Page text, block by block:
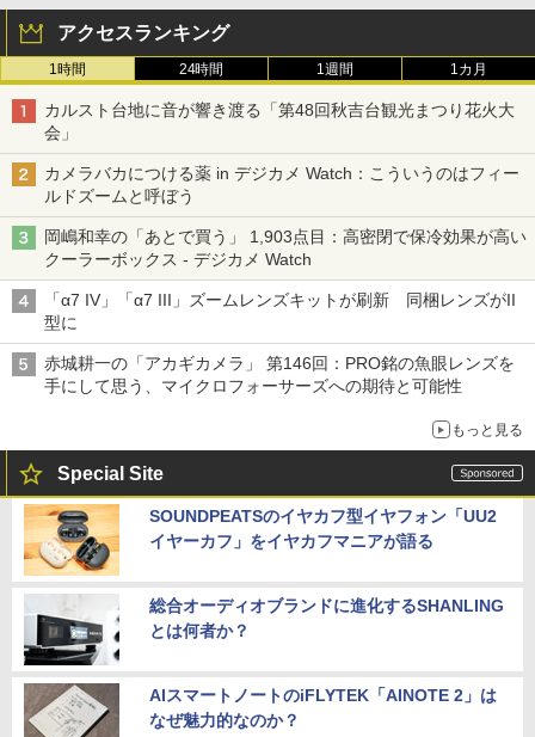
アクセスランキング
1時間 24時間 1週間 1カ月
カルスト台地に音が響き渡る「第48回秋吉台観光まつり花火大
会」
カメラバカにつける薬 in デジカメ Watch：こういうのはフィー
ルドズームと呼ぼう
岡嶋和幸の「あとで買う」 1,903点目：高密閉で保冷効果が高い
クーラーボックス - デジカメ Watch
「α7 IV」「α7 III」ズームレンズキットが刷新 同梱レンズがII
型に
赤城耕一の「アカギカメラ」 第146回：PRO銘の魚眼レンズを
手にして思う、マイクロフォーサーズへの期待と可能性
もっと見る
Special Site
SOUNDPEATSのイヤカフ型イヤフォン「UU2
イヤーカフ」をイヤカフマニアが語る
総合オーディオブランドに進化するSHANLING
とは何者か？
AIスマートノートのiFLYTEK「AINOTE 2」は
なぜ魅力的なのか？